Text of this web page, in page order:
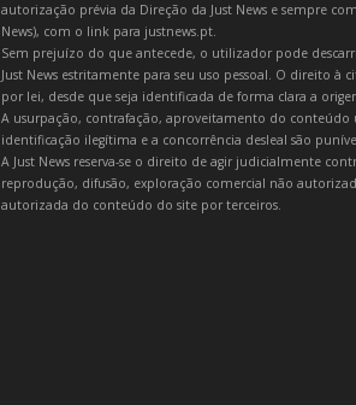
autorização prévia da Direção da Just News e sempre
News), com o link para justnews.pt.
Sem prejuízo do que antecede, o utilizador pode
Just News estritamente para seu uso pessoal. O direito
por lei, desde que seja identificada de forma clara a
A usurpação, contrafação, aproveitamento do conteúdo
identificação ilegítima e a concorrência desleal são
A Just News reserva-se o direito de agir judicialmente
reprodução, difusão, exploração comercial não
autorizada do conteúdo do site por terceiros.